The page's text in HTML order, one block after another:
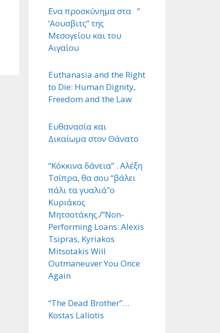
΄Ενα προσκύνημα στα ”
‘Αουσβιτς” της
Μεσογείου και του
Αιγαίου
Euthanasia and the Right
to Die: Human Dignity,
Freedom and the Law
Ευθανασία και
Δικαίωμα στον Θάνατο
“Κόκκινα δάνεια” . Αλέξη
Τσίπρα, θα σου “βάλει
πάλι τα γυαλιά”ο
Κυριάκος
Μητσοτάκης./”Non-
Performing Loans: Alexis
Tsipras, Kyriakos
Mitsotakis Will
Outmaneuver You Once
Again
“The Dead Brother”…
Kostas Laliotis